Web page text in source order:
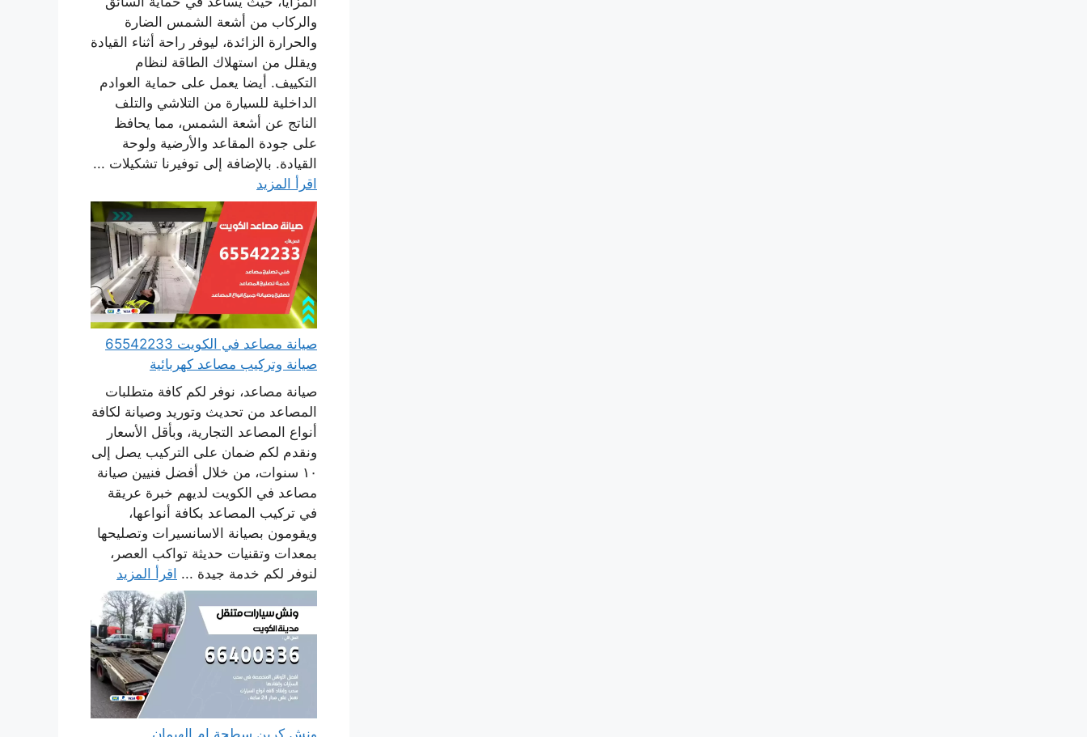
والركاب من أشعة الشمس الضارة
والحرارة الزائدة، ليوفر راحة أثناء القيادة
ويقلل من استهلاك الطاقة لنظام
التكييف. أيضا يعمل على حماية العوادم
الداخلية للسيارة من التلاشي والتلف
الناتج عن أشعة الشمس، مما يحافظ
على جودة المقاعد والأرضية ولوحة
القيادة. بالإضافة إلى توفيرنا تشكيلات ...
اقرأ المزيد
صيانة مصاعد في الكويت 65542233
صيانة وتركيب مصاعد كهربائية
صيانة مصاعد، نوفر لكم كافة متطلبات
المصاعد من تحديث وتوريد وصيانة لكافة
أنواع المصاعد التجارية، وبأقل الأسعار
ونقدم لكم ضمان على التركيب يصل إلى
١٠ سنوات، من خلال أفضل فنيين صيانة
مصاعد في الكويت لديهم خبرة عريقة
في تركيب المصاعد بكافة أنواعها،
ويقومون بصيانة الاسانسيرات وتصليحها
بمعدات وتقنيات حديثة تواكب العصر،
لنوفر لكم خدمة جيدة ... اقرأ المزيد
ونش كرين سطحة ام الهيمان